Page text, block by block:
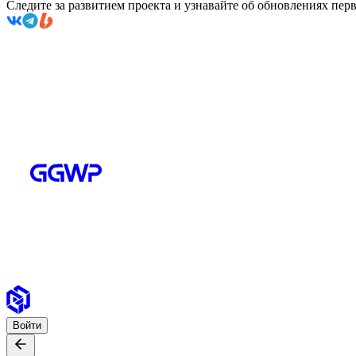
Следите за развитием проекта и узнавайте об обновлениях
Войти